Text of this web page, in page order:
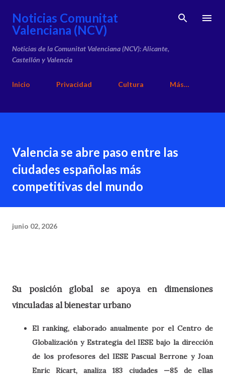
Ir al contenido principal
Noticias Comunitat
Valenciana (NCV)
Noticias de la Comunitat Valenciana (NCV): Alicante,
Castellón y Valencia
Inicio Privacidad Cultura Más…
Valencia se abre paso entre las
ciudades españolas más
competitivas del mundo
junio 02, 2026
Su posición global se apoya en dimensiones
vinculadas al bienestar urbano
El ranking, elaborado anualmente por el Centro de
Globalización y Estrategia del IESE bajo la dirección
de los profesores del IESE Pascual Berrone y Joan
Enric Ricart, analiza 183 ciudades —85 de ellas